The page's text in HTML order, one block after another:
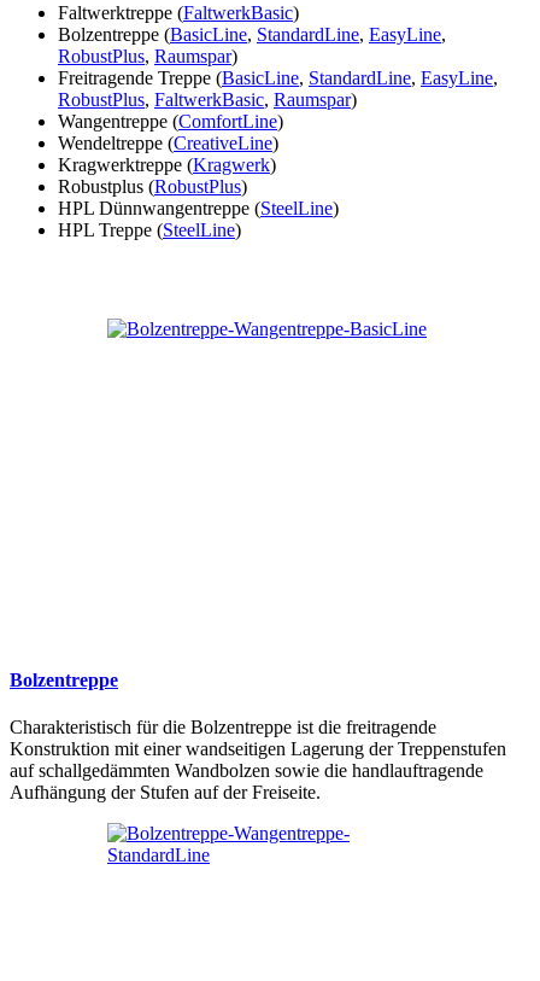
Faltwerktreppe (FaltwerkBasic)
Bolzentreppe (BasicLine, StandardLine, EasyLine,
RobustPlus, Raumspar)
Freitragende Treppe (BasicLine, StandardLine, EasyLine,
RobustPlus, FaltwerkBasic, Raumspar)
Wangentreppe (ComfortLine)
Wendeltreppe (CreativeLine)
Kragwerktreppe (Kragwerk)
Robustplus (RobustPlus)
HPL Dünnwangentreppe (SteelLine)
HPL Treppe (SteelLine)
Bolzentreppe
Charakteristisch für die Bolzentreppe ist die freitragende
Konstruktion mit einer wandseitigen Lagerung der Treppenstufen
auf schallgedämmten Wandbolzen sowie die handlauftragende
Aufhängung der Stufen auf der Freiseite.